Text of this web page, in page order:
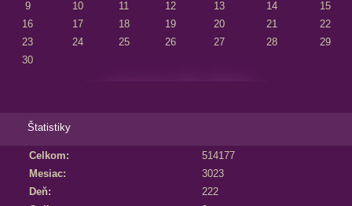
9
10 11 12 13 14
15
16
17 18 19 20 21
22
23
24 25 26 27 28
29
30
Štatistiky
Celkom:
514177
Mesiac:
3023
Deň:
222